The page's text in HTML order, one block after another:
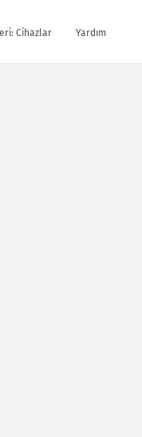
Cihazlar Yardım